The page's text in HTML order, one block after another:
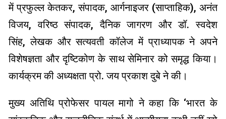
में प्रफुल्ल केतकर, संपादक, आर्गनाइजर (साप्ताहिक), अनंत
विजय, वरिष्ठ संपादक, दैनिक जागरण और डॉ. स्वदेश
सिंह, लेखक और सत्यवती कॉलेज में प्राध्यापक ने अपने
विशेषज्ञता और दृष्टिकोण के साथ सेमिनार को समृद्ध किया।
कार्यक्रम की अध्यक्षता प्रो. जय प्रकाश दुबे ने की।
मुख्य अतिथि प्रोफेसर पायल मागो ने कहा कि ‘भारत के